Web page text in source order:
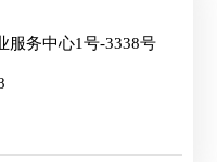
表达能力强，谈吐大
服务中心1号-3338号